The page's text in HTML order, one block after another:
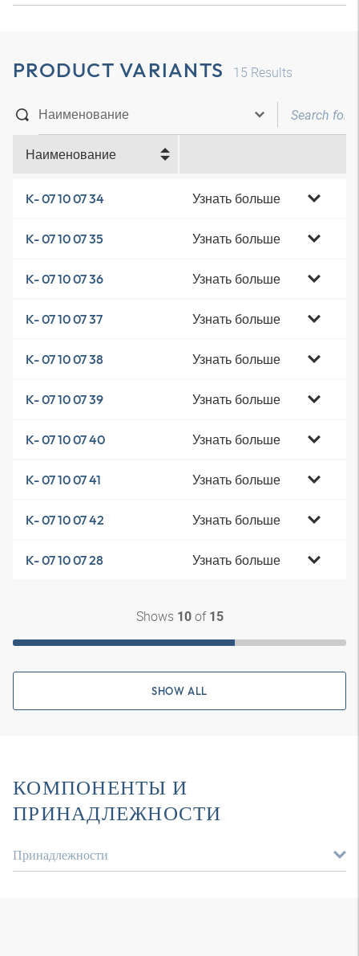
PRODUCT VARIANTS 15 Results
Наименование
K- 07 10 07 34 Узнать больше
K- 07 10 07 35 Узнать больше
K- 07 10 07 36 Узнать больше
K- 07 10 07 37 Узнать больше
K- 07 10 07 38 Узнать больше
K- 07 10 07 39 Узнать больше
K- 07 10 07 40 Узнать больше
K- 07 10 07 41 Узнать больше
K- 07 10 07 42 Узнать больше
K- 07 10 07 28 Узнать больше
Shows 10of 15
SHOW ALL
КОМПОНЕНТЫ И
ПРИНАДЛЕЖНОСТИ
Принадлежности